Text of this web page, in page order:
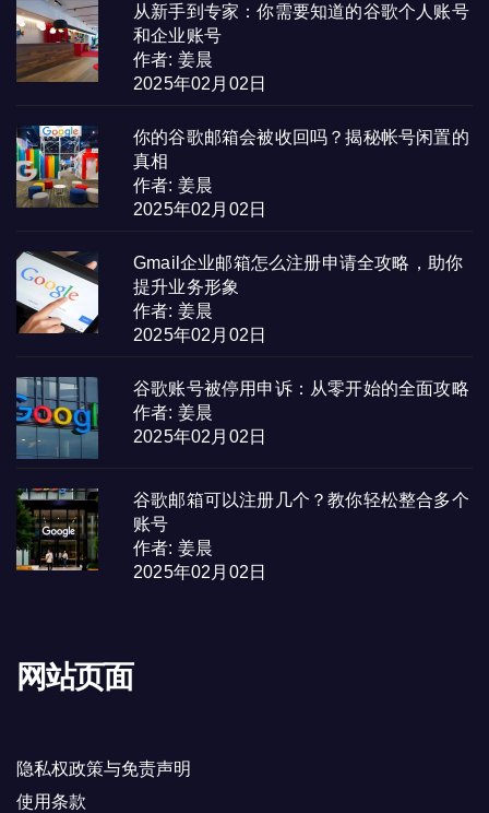
从新手到专家：你需要知道的谷歌个人账号
和企业账号
作者: 姜晨
2025年02月02日
你的谷歌邮箱会被收回吗？揭秘帐号闲置的
真相
作者: 姜晨
2025年02月02日
Gmail企业邮箱怎么注册申请全攻略，助你
提升业务形象
作者: 姜晨
2025年02月02日
谷歌账号被停用申诉：从零开始的全面攻略
作者: 姜晨
2025年02月02日
谷歌邮箱可以注册几个？教你轻松整合多个
账号
作者: 姜晨
2025年02月02日
网站页面
隐私权政策与免责声明
使用条款